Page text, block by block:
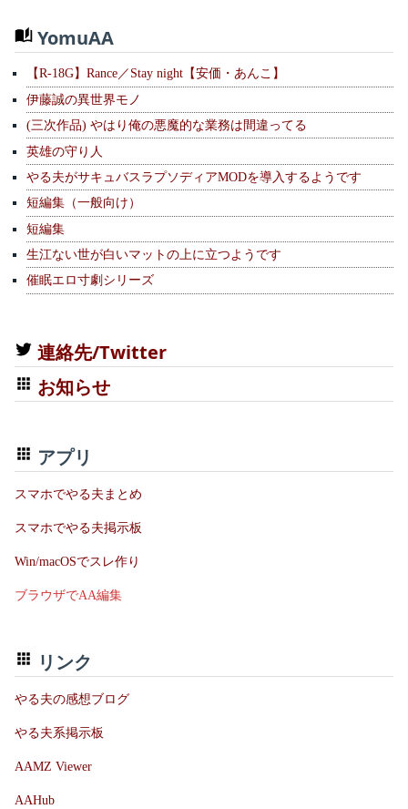
YomuAA
【R-18G】Rance／Stay night【安価・あんこ】
伊藤誠の異世界モノ
(三次作品) やはり俺の悪魔的な業務は間違ってる
英雄の守り人
やる夫がサキュバスラプソディアMODを導入するようです
短編集（一般向け）
短編集
生江ない世が白いマットの上に立つようです
催眠エロ寸劇シリーズ
連絡先/Twitter
お知らせ
アプリ
スマホでやる夫まとめ
スマホでやる夫掲示板
Win/macOSでスレ作り
ブラウザでAA編集
リンク
やる夫の感想ブログ
やる夫系掲示板
AAMZ Viewer
AAHub